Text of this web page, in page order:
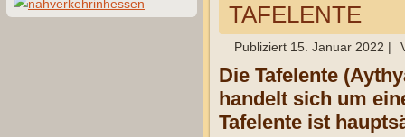
TAFELENTE
Publiziert 15. Januar 2022 |
Die Tafelente
handelt sich um
Tafelente ist